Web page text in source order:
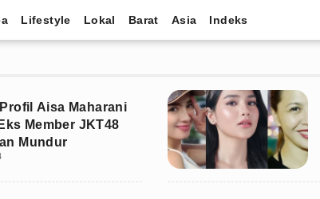
Lifestyle Lokal Barat Asia Indeks
Aisa Maharani
Member JKT48
Mundur